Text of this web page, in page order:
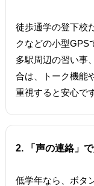
徒歩通学の登下校
クなどの小型GPS
多駅周辺の習い事
合は、トーク機能
重視すると安心で
2. 「声の連絡」
低学年なら、ボタ